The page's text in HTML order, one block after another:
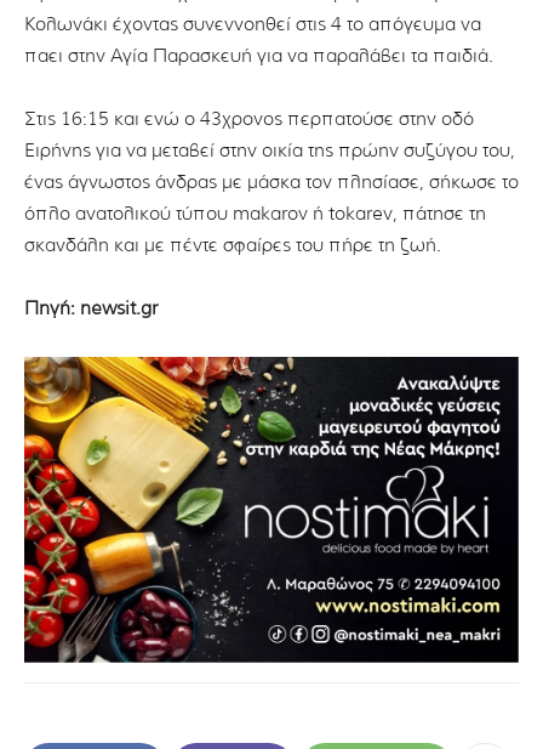
Κολωνάκι έχοντας συνεννοηθεί στις 4 το απόγευμα να
παει στην Αγία Παρασκευή για να παραλάβει τα παιδιά.
Στις 16:15 και ενώ ο 43χρονος περπατούσε στην οδό
Ειρήνης για να μεταβεί στην οικία της πρώην συζύγου του,
ένας άγνωστος άνδρας με μάσκα τον πλησίασε, σήκωσε το
όπλο ανατολικού τύπου makarov ή tokarev, πάτησε τη
σκανδάλη και με πέντε σφαίρες του πήρε τη ζωή.
Πηγή: newsit.gr